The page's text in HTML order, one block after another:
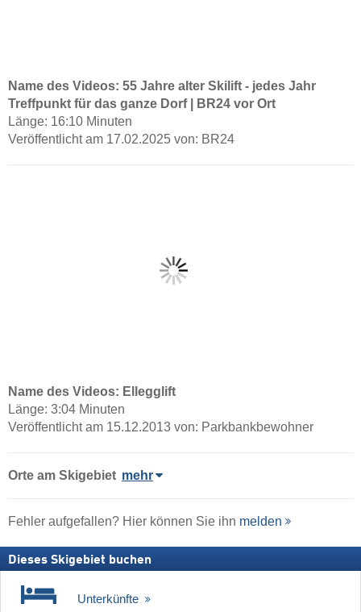
Name des Videos: 55 Jahre alter Skilift - jedes Jahr
Treffpunkt für das ganze Dorf | BR24 vor Ort
Länge: 16:10 Minuten
Veröffentlicht am 17.02.2025 von: BR24
Name des Videos: Ellegglift
Länge: 3:04 Minuten
Veröffentlicht am 15.12.2013 von: Parkbankbewohner
Orte am Skigebiet mehr
Fehler aufgefallen? Hier können Sie ihn melden
Dieses Skigebiet buchen
Unterkünfte